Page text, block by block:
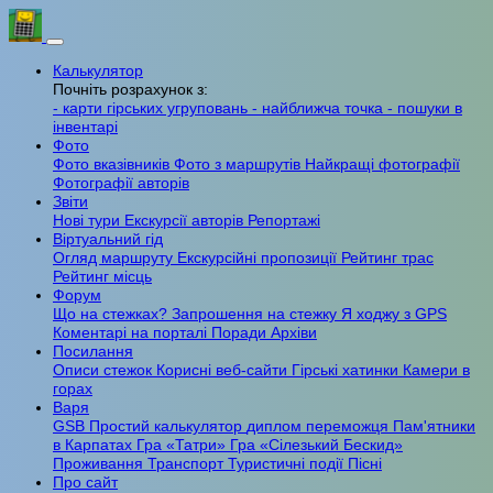
Калькулятор
Почніть розрахунок з:
- карти гірських угруповань - найближча точка - пошуки в
інвентарі
Фото
Фото вказівників Фото з маршрутів Найкращі фотографії
Фотографії авторів
Звіти
Нові тури Екскурсії авторів Репортажі
Віртуальний гід
Огляд маршруту Екскурсійні пропозиції Рейтинг трас
Рейтинг місць
Форум
Що на стежках? Запрошення на стежку Я ходжу з GPS
Коментарі на порталі Поради Архіви
Посилання
Описи стежок Корисні веб-сайти Гірські хатинки Камери в
горах
Варя
GSB Простий калькулятор диплом переможця Пам'ятники
в Карпатах Гра «Татри» Гра «Сілезький Бескид»
Проживання ТранспортТуристичні події Пісні
Про сайт